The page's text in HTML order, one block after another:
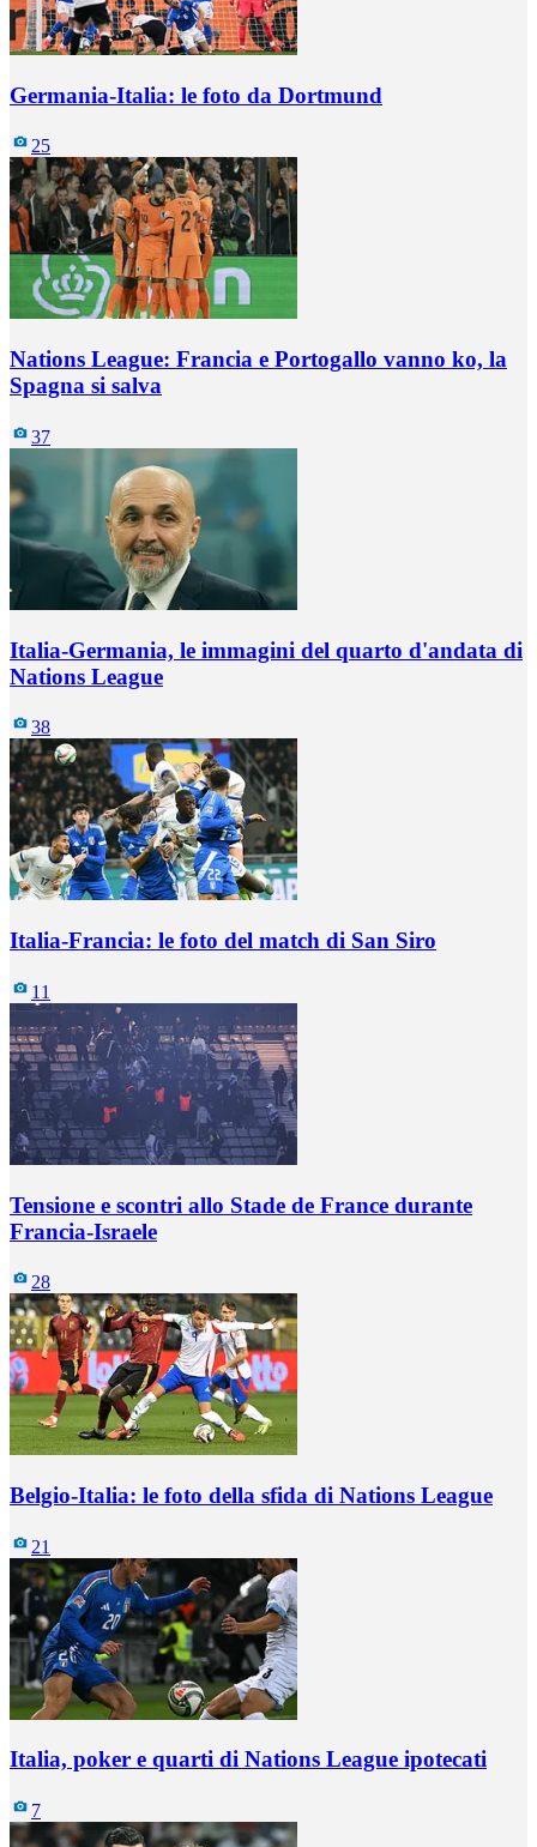
Germania-Italia: le foto da Dortmund
25
Nations League: Francia e Portogallo vanno ko, la
Spagna si salva
37
Italia-Germania, le immagini del quarto d'andata di
Nations League
38
Italia-Francia: le foto del match di San Siro
11
Tensione e scontri allo Stade de France durante
Francia-Israele
28
Belgio-Italia: le foto della sfida di Nations League
21
Italia, poker e quarti di Nations League ipotecati
7